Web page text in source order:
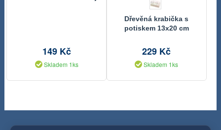
149 Kč
Skladem 1ks
Dřevěná krabička s
potiskem 13x20 cm
229 Kč
Skladem 1ks